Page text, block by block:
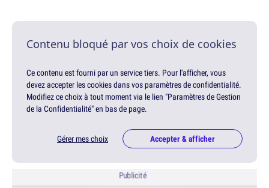
Contenu bloqué par vos choix de cookies
Ce contenu est fourni par un service tiers. Pour l'afficher, vous
devez accepter les cookies dans vos paramètres de confidentialité.
Modifiez ce choix à tout moment via le lien "Paramètres de Gestion
de la Confidentialité" en bas de page.
Gérer mes choix Accepter & afficher
Publicité